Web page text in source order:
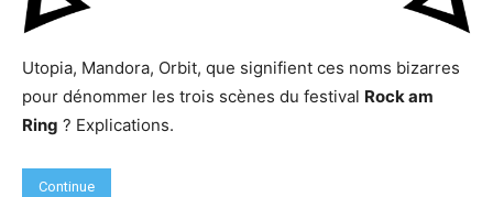
Utopia, Mandora, Orbit, que signifient ces noms bizarres
pour dénommer les trois scènes du festival Rock am
Ring ? Explications.
Continue